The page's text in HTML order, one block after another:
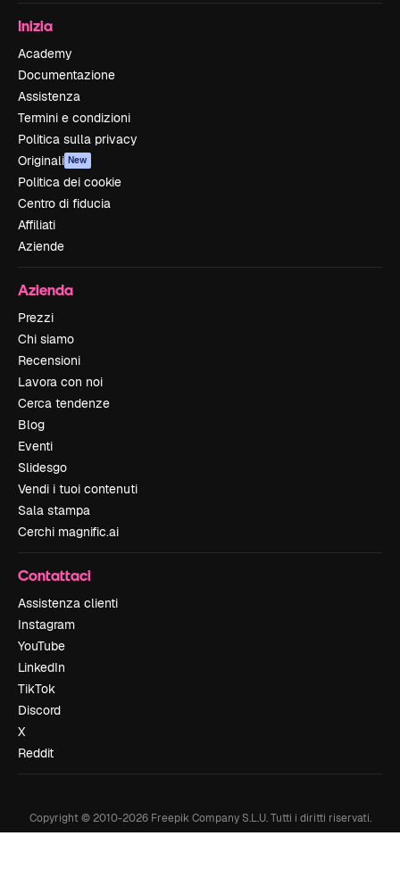
Inizia
Academy
Documentazione
Assistenza
Termini e condizioni
Politica sulla privacy
Originali New
Politica dei cookie
Centro di fiducia
Affiliati
Aziende
Azienda
Prezzi
Chi siamo
Recensioni
Lavora con noi
Cerca tendenze
Blog
Eventi
Slidesgo
Vendi i tuoi contenuti
Sala stampa
Cerchi magnific.ai
Contattaci
Assistenza clienti
Instagram
YouTube
LinkedIn
TikTok
Discord
X
Reddit
Copyright © 2010-2026Freepik Company S.L.U. Tutti i diritti riservati.